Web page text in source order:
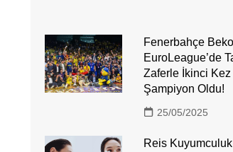
Fenerbahçe
EuroLeague’de
Zaferle İkinci Kez
Şampiyon Oldu!
25/05/2025
Reis Kuyumculuk